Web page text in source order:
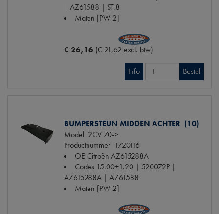
| AZ61588 | ST.8
Maten [PW 2]
€ 26,16 (€ 21,62 excl. btw)
Info Bestel
BUMPERSTEUN MIDDEN ACHTER (10)
Model 2CV 70->
Productnummer 1720116
OE Citroën AZ615288A
Codes 15.00+1.20 | 520072P |
AZ615288A | AZ61588
Maten [PW 2]